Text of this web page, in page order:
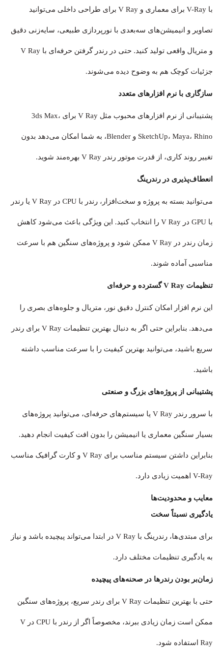
با V-Ray برای معماری و V Ray برای طراحی داخلی می‌توانید
تصاویر و انیمیشن‌های سه‌بعدی با نورپردازی طبیعی، سایه‌زنی دقیق
و متریال واقعی تولید کنید. حتی در رندر گرفتن حرفه‌ای با V Ray
جزئیات کوچک هم به وضوح دیده می‌شوند.
سازگاری با نرم‌ افزارهای متعدد
پشتیبانی از نرم‌ افزارهای محبوب مثل V Ray برای 3ds Max،
SketchUp، Maya، Rhino و Blender، به شما امکان می‌دهد بدون
تغییر روند کاری، از قدرت موتور رندر V Ray بهره‌مند شوید.
انعطاف‌پذیری در رندرینگ
می‌توانید بسته به پروژه و سخت‌افزار، رندر با CPU در V Ray یا رندر
با GPU در V Ray را انتخاب کنید. این ویژگی باعث می‌شود کاهش
زمان رندر در V Ray ممکن شود و پروژه‌های سنگین هم با سرعت
مناسبی آماده شوند.
تنظیمات V Ray گسترده و حرفه‌ای
این نرم‌ افزار امکان کنترل دقیق نور، متریال و جلوه‌های بصری را
می‌دهد. بنابراین حتی اگر به دنبال بهترین تنظیمات V Ray برای رندر
سریع باشید، می‌توانید بهترین کیفیت را با سرعت مناسب داشته
باشید.
پشتیبانی از پروژه‌های بزرگ و صنعتی
با سرور رندر V Ray یا سیستم‌های حرفه‌ای، می‌توانید پروژه‌های
بسیار سنگین معماری یا انیمیشن را بدون افت کیفیت انجام دهید.
بنابراین داشتن سیستم مناسب برای V Ray و کارت گرافیک مناسب
V-Ray اهمیت زیادی دارد.
معایب و محدودیت‌ها
یادگیری نسبتاً سخت
برای مبتدی‌ها، رندرینگ با V Ray در ابتدا می‌تواند پیچیده باشد و نیاز
به یادگیری تنظیمات مختلف دارد.
زمان‌بر بودن رندرها در صحنه‌های پیچیده
حتی با بهترین تنظیمات V Ray برای رندر سریع، پروژه‌های سنگین
ممکن است زمان زیادی ببرند، مخصوصاً اگر از رندر با CPU در V
Ray استفاده شود.